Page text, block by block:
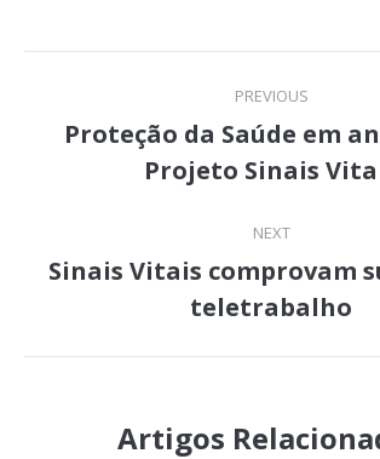
navigation
PREVIOUS
Previous
post:
Proteção da Saúde em
Projeto Sinais
NEXT
Next
post:
Sinais Vitais comprovam
teletrabalho
Artigos